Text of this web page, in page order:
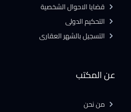
عن المكتب
من نحن
قضايا الاحوال الشخصية
التحكيم الدولى
التسجيل بالشهر العقارى